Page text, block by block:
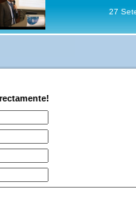
27